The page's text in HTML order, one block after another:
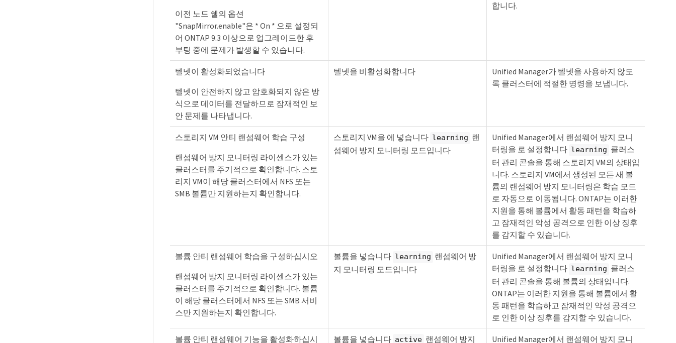
이전 노드 쉘의 옵션
"SnapMirror.enable"은 * On * 으로 설정되
어 ONTAP 9.3 이상으로 업그레이드한 후
부팅 중에 문제가 발생할 수 있습니다.
합니다.
텔넷이 활성화되었습니다
텔넷이 안전하지 않고 암호화되지 않은 방
식으로 데이터를 전달하므로 잠재적인 보
안 문제를 나타냅니다.
텔넷을 비활성화합니다
Unified Manager가 텔넷을 사용하지 않도
록 클러스터에 적절한 명령을 보냅니다.
스토리지 VM 안티 랜섬웨어 학습 구성
랜섬웨어 방지 모니터링 라이센스가 있는
클러스터를 주기적으로 확인합니다. 스토
리지 VM이 해당 클러스터에서 NFS 또는
SMB 볼륨만 지원하는지 확인합니다.
스토리지 VM을 에 넣습니다 learning 랜
섬웨어 방지 모니터링 모드입니다
Unified Manager에서 랜섬웨어 방지 모니
터링을 로 설정합니다 learning 클러스
터 관리 콘솔을 통해 스토리지 VM의 상태입
니다. 스토리지 VM에서 생성된 모든 새 볼
륨의 랜섬웨어 방지 모니터링은 학습 모드
로 자동으로 이동됩니다. ONTAP는 이러한
지원을 통해 볼륨에서 활동 패턴을 학습하
고 잠재적인 악성 공격으로 인한 이상 징후
를 감지할 수 있습니다.
볼륨 안티 랜섬웨어 학습을 구성하십시오
랜섬웨어 방지 모니터링 라이센스가 있는
클러스터를 주기적으로 확인합니다. 볼륨
이 해당 클러스터에서 NFS 또는 SMB 서비
스만 지원하는지 확인합니다.
볼륨을 넣습니다 learning 랜섬웨어 방
지 모니터링 모드입니다
Unified Manager에서 랜섬웨어 방지 모니
터링을 로 설정합니다 learning 클러스
터 관리 콘솔을 통해 볼륨의 상태입니다.
ONTAP는 이러한 지원을 통해 볼륨에서 활
동 패턴을 학습하고 잠재적인 악성 공격으
로 인한 이상 징후를 감지할 수 있습니다.
볼륨 안티 랜섬웨어 기능을 활성화하십시 볼륨을 넣습니다 active 랜섬웨어 방지 Unified Manager에서 랜섬웨어 방지 모니